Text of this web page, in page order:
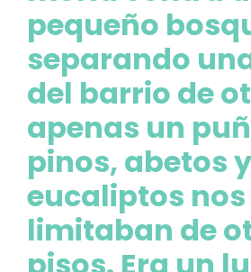
pequeño
separando
del barrio de
apenas un
pinos, abetos y
eucaliptos nos
limitaban de